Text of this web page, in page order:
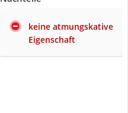
keine atmungskative
Eigenschaft